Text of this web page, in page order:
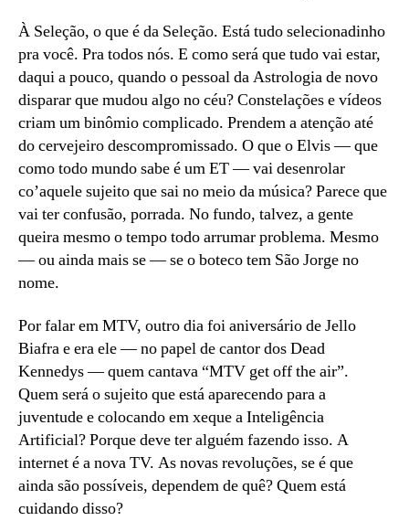
À Seleção, o que é da Seleção. Está tudo selecionadinho
pra você. Pra todos nós. E como será que tudo vai estar,
daqui a pouco, quando o pessoal da Astrologia de novo
disparar que mudou algo no céu? Constelações e vídeos
criam um binômio complicado. Prendem a atenção até
do cervejeiro descompromissado. O que o Elvis — que
como todo mundo sabe é um ET — vai desenrolar
co’aquele sujeito que sai no meio da música? Parece que
vai ter confusão, porrada. No fundo, talvez, a gente
queira mesmo o tempo todo arrumar problema. Mesmo
— ou ainda mais se — se o boteco tem São Jorge no
nome.
Por falar em MTV, outro dia foi aniversário de Jello
Biafra e era ele — no papel de cantor dos Dead
Kennedys — quem cantava “MTV get off the air”.
Quem será o sujeito que está aparecendo para a
juventude e colocando em xeque a Inteligência
Artificial? Porque deve ter alguém fazendo isso. A
internet é a nova TV. As novas revoluções, se é que
ainda são possíveis, dependem de quê? Quem está
cuidando disso?